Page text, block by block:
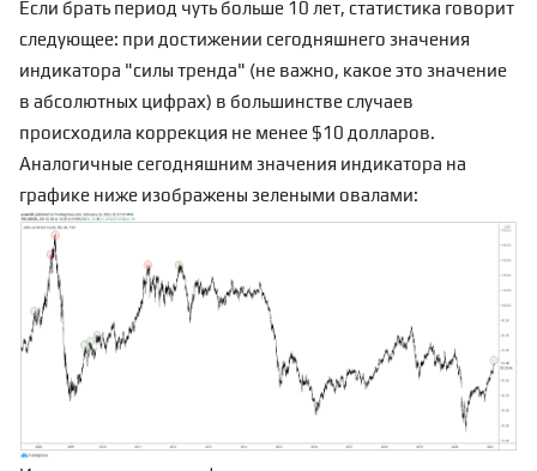
Если брать период чуть больше 10 лет, статистика говорит
следующее: при достижении сегодняшнего значения
индикатора "силы тренда" (не важно, какое это значение
в абсолютных цифрах) в большинстве случаев
происходила коррекция не менее $10 долларов.
Аналогичные сегодняшним значения индикатора на
графике ниже изображены зелеными овалами: